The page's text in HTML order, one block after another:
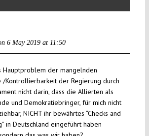
6 May 2019 at 11:50
Hauptproblem der mangelnden
/Kontrollierbarkeit der Regierung durch
nicht darin, dass die Allierten als
und Demokratiebringer, für mich nicht
NICHT ihr bewährtes “Checks and
in Deutschland eingeführt haben